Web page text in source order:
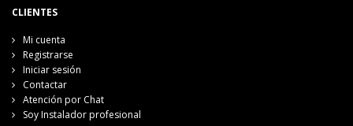
CLIENTES
Mi cuenta
Registrarse
Iniciar sesión
Contactar
Atención por Chat
Soy Instalador profesional